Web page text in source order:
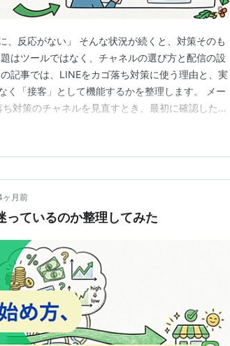
、反応がない」 そんな状況が続くと、対策そのも
はツールではなく、チャネルの選び方と配信の設
記事では、LINEをカゴ落ち対策に使う理由と、実
く「接客」として機能するかを整理します。 メー
対策のチャネルを見直すとき、最初に確認したい
るチャネルの差 カゴ落ちメールの開封率は業界平
月100件…
ヶ月前
っているのか整理してみた